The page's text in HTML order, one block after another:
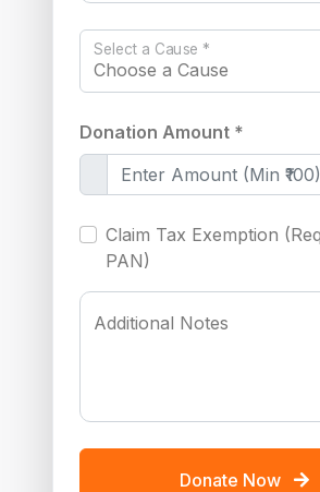
Select a Cause *
Donation Amount *
Claim Tax Exemption
PAN)
Additional Notes
Donate Now